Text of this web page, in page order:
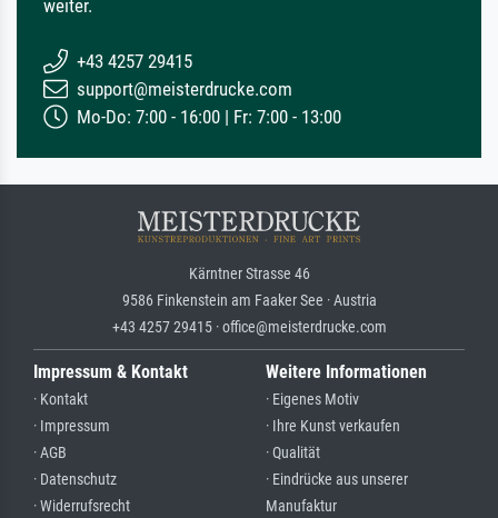
weiter.
+43 4257 29415
support@meisterdrucke.com
Mo-Do: 7:00 - 16:00 | Fr: 7:00 - 13:00
Kärntner Strasse 46
9586 Finkenstein am Faaker See · Austria
+43 4257 29415 · office@meisterdrucke.com
Impressum & Kontakt
· Kontakt
· Impressum
· AGB
· Datenschutz
· Widerrufsrecht
Weitere Informationen
· Eigenes Motiv
· Ihre Kunst verkaufen
· Qualität
· Eindrücke aus unserer
Manufaktur